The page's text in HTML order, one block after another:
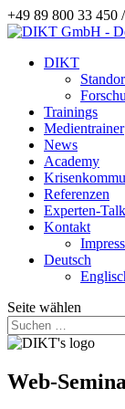
+49 89 800 33 450
DIKT
Trainings
Medientrainer
News
Academy
Referenzen
Experten-Talk
Kontakt
Deutsch
Seite wählen
Web-